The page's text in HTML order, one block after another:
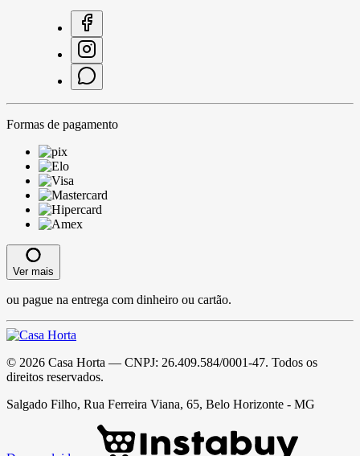
Formas de pagamento
Ver mais
ou pague na entrega com dinheiro ou cartão.
© 2026 Casa Horta — CNPJ: 26.409.584/0001-47. Todos os
direitos reservados.
Salgado Filho, Rua Ferreira Viana, 65, Belo Horizonte - MG